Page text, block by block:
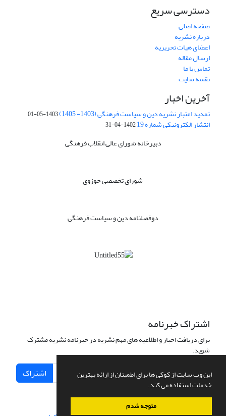
این وب سایت از کوکی ها برای اطمینان از ارائه بهترین
خدمات استفاده می کند.
متوجه شدم
دسترسی سریع
صفحه اصلی
درباره نشریه
اعضای هیات تحریریه
ارسال مقاله
تماس با ما
نقشه سایت
آخرین اخبار
تمدید اعتبار نشریه دین و سیاست فرهنگی (1403- 1405) 1403-05-01
انتشار الکترونیکی شماره 19 1402-04-31
دبیرخانه شورای عالی انقلاب فرهنگی
شورای تخصصی حوزوی
دوفصلنامه دین و سیاست فرهنگی
اشتراک خبرنامه
برای دریافت اخبار و اطلاعیه های مهم نشریه در خبرنامه نشریه مشترک
شوید.
اشتراک